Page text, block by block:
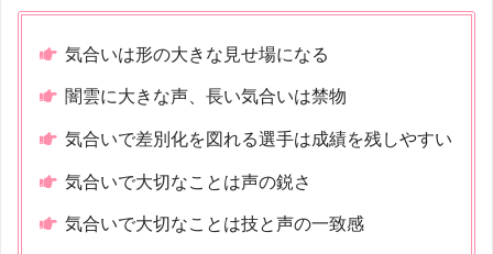
気合いは形の大きな見せ場になる
闇雲に大きな声、長い気合いは禁物
気合いで差別化を図れる選手は成績を残しやすい
気合いで大切なことは声の鋭さ
気合いで大切なことは技と声の一致感